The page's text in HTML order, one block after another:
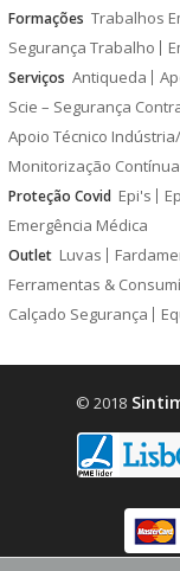
Formações Trabalhos
Segurança Trabalho
Serviços Antiqueda
Scie – Segurança
Apoio Técnico
Monitorização Contínua
Proteção Covid Epi's
Emergência Médica
Outlet Luvas
Ferramentas &
Calçado Segurança
© 2018